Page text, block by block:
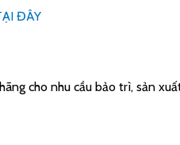
ĐÂY
cho nhu cầu bảo trì, sản